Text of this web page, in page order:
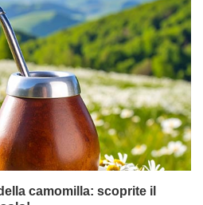
camomilla: scoprite il